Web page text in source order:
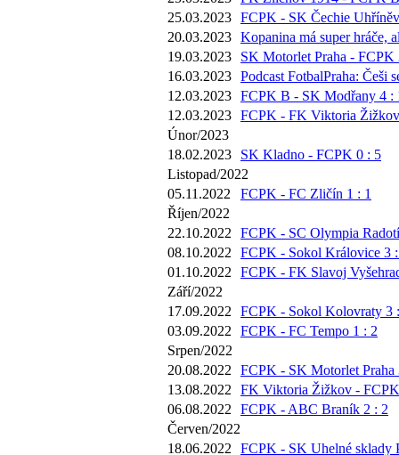
25.03.2023 FCPK - SK Čechie
20.03.2023 Kopanina má super hráče,
19.03.2023
SK Motorlet Praha - FCPK
16.03.2023 Podcast FotbalPraha: Češi
12.03.2023 FCPK B - SK Modřany 4 :
12.03.2023 FCPK - FK Viktoria
Únor/2023
18.02.2023
SK Kladno - FCPK 0 : 5
Listopad/2022
05.11.2022
FCPK - FC Zličín 1 : 1
Říjen/2022
22.10.2022
FCPK - SC Olympia
08.10.2022
FCPK - Sokol Královice 3
01.10.2022
FCPK - FK Slavoj
Září/2022
17.09.2022
FCPK - Sokol Kolovraty 3
03.09.2022
FCPK - FC Tempo 1 : 2
Srpen/2022
20.08.2022
FCPK - SK Motorlet Praha
13.08.2022
FK Viktoria Žižkov -
06.08.2022
FCPK - ABC Braník 2 : 2
Červen/2022
18.06.2022
FCPK - SK Uhelné sklady